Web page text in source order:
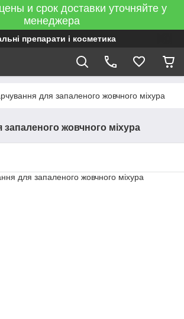
и срок доставки уточняйте у
менеджера
препарати і косметика
для запаленого жовчного міхура
жовчного міхура